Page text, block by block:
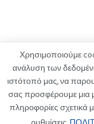
ΟΡΟΙ ΧΡΗΣΗΣ
Χρησιμοποιούμε
ανάλυση των
ιστότοπό μας, να
σας προσφέρουμε μια
πληροφορίες σχετικά